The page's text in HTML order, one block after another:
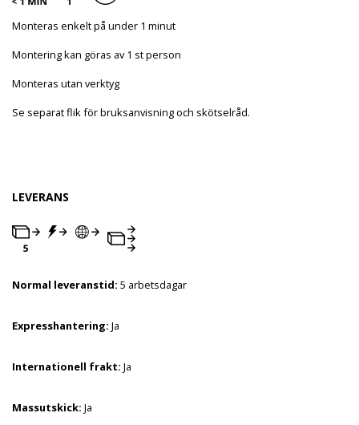
Monteras enkelt på under 1 minut
Montering kan göras av 1 st person
Monteras utan verktyg
Se separat flik för bruksanvisning och skötselråd.
LEVERANS
Normal leveranstid: 5 arbetsdagar
Expresshantering: Ja
Internationell frakt: Ja
Massutskick: Ja